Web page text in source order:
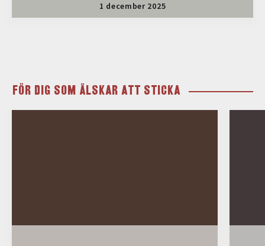
1 december 2025
FÖR DIG SOM ÄLSKAR ATT STICKA